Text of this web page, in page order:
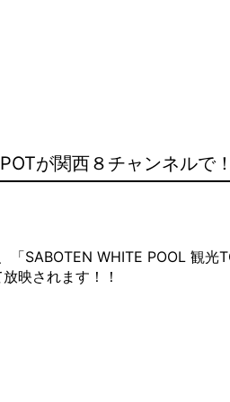
が関西８チャンネルで！
SABOTEN WHITE POOL 観光
映されます！！